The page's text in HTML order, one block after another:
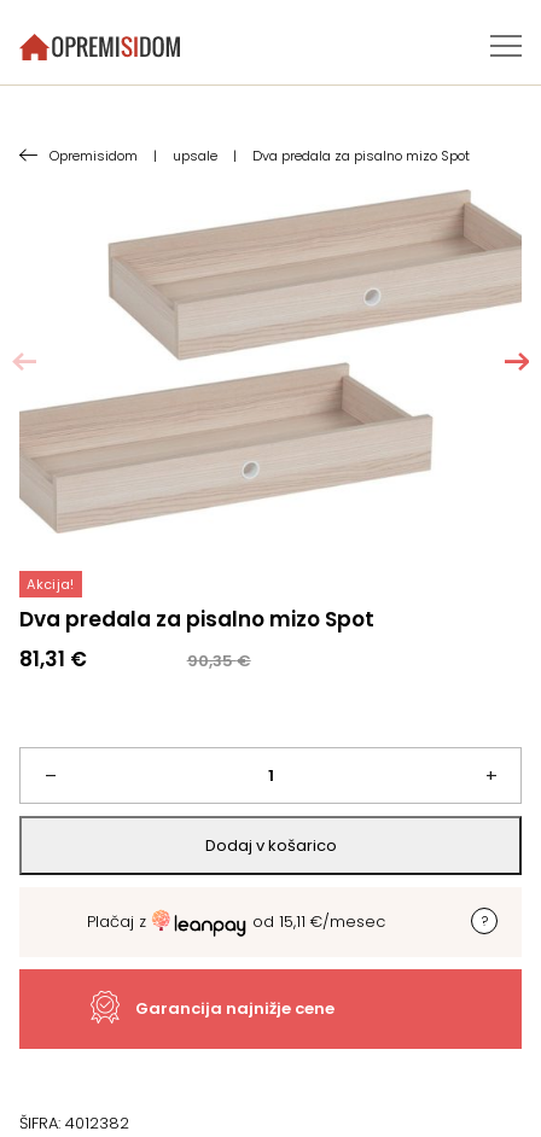
Opremisidom | upsale | Dva predala za pisalno mizo Spot
Akcija!
Dva predala za pisalno mizo Spot
90,35€
Izvirna
bila:
90,35 €.
81,31 €
Trenutna
81,31 €.
–
Dva
predala
za
+
Dodaj v košarico
Plačaj z od 15,11 €/mesec
Garancija najnižje cene
ŠIFRA: 4012382